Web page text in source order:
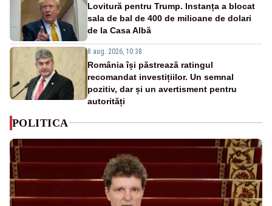
Lovitură pentru Trump. Instanța a blocat
sala de bal de 400 de milioane de dolari
de la Casa Albă
8 aug. 2026, 10:38
România își păstrează ratingul
recomandat investițiilor. Un semnal
pozitiv, dar și un avertisment pentru
autorități
POLITICA